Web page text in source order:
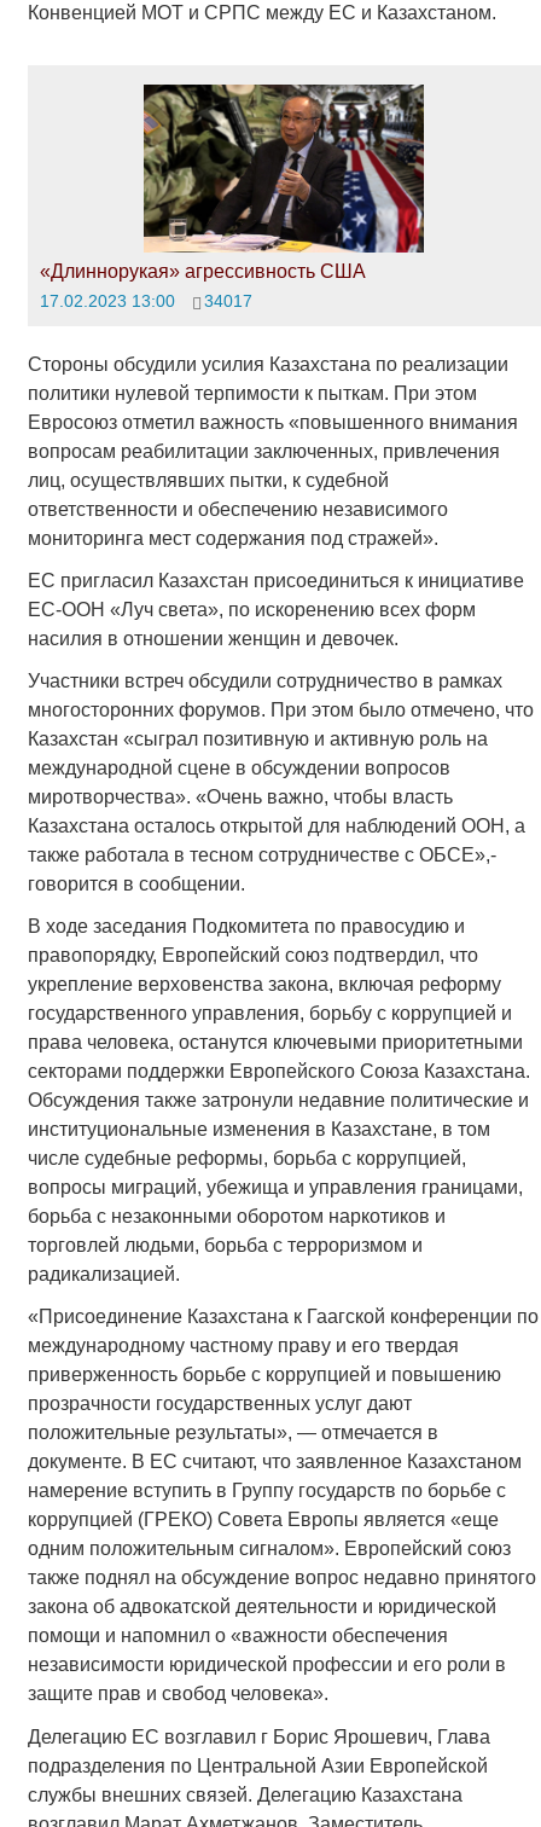
Конвенцией МОТ и СРПС между ЕС и Казахстаном.
«Длиннорукая» агрессивность США
17.02.2023 13:00 34017
Стороны обсудили усилия Казахстана по реализации
политики нулевой терпимости к пыткам. При этом
Евросоюз отметил важность «повышенного внимания
вопросам реабилитации заключенных, привлечения
лиц, осуществлявших пытки, к судебной
ответственности и обеспечению независимого
мониторинга мест содержания под стражей».
ЕС пригласил Казахстан присоединиться к инициативе
ЕС-ООН «Луч света», по искоренению всех форм
насилия в отношении женщин и девочек.
Участники встреч обсудили сотрудничество в рамках
многосторонних форумов. При этом было отмечено, что
Казахстан «сыграл позитивную и активную роль на
международной сцене в обсуждении вопросов
миротворчества». «Очень важно, чтобы власть
Казахстана осталось открытой для наблюдений ООН, а
также работала в тесном сотрудничестве с ОБСЕ»,-
говорится в сообщении.
В ходе заседания Подкомитета по правосудию и
правопорядку, Европейский союз подтвердил, что
укрепление верховенства закона, включая реформу
государственного управления, борьбу с коррупцией и
права человека, останутся ключевыми приоритетными
секторами поддержки Европейского Союза Казахстана.
Обсуждения также затронули недавние политические и
институциональные изменения в Казахстане, в том
числе судебные реформы, борьба с коррупцией,
вопросы миграций, убежища и управления границами,
борьба с незаконными оборотом наркотиков и
торговлей людьми, борьба с терроризмом и
радикализацией.
«Присоединение Казахстана к Гаагской конференции по
международному частному праву и его твердая
приверженность борьбе с коррупцией и повышению
прозрачности государственных услуг дают
положительные результаты», — отмечается в
документе. В ЕС считают, что заявленное Казахстаном
намерение вступить в Группу государств по борьбе с
коррупцией (ГРЕКО) Совета Европы является «еще
одним положительным сигналом». Европейский союз
также поднял на обсуждение вопрос недавно принятого
закона об адвокатской деятельности и юридической
помощи и напомнил о «важности обеспечения
независимости юридической профессии и его роли в
защите прав и свобод человека».
Делегацию ЕС возглавил г Борис Ярошевич, Глава
подразделения по Центральной Азии Европейской
службы внешних связей. Делегацию Казахстана